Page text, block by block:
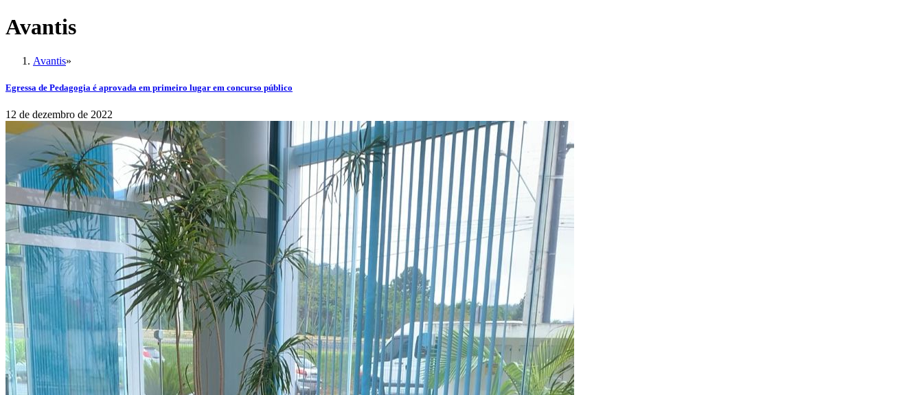
Avantis
Avantis»
Egressa de Pedagogia é aprovada em primeiro lugar em concurso público
12 de dezembro de 2022